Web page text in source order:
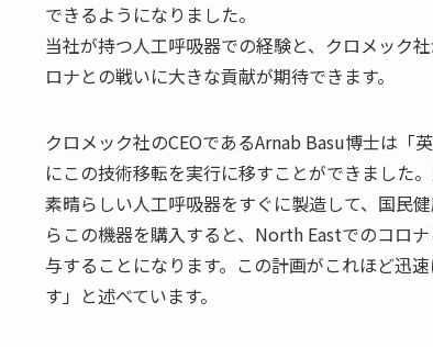
できるようになりました。
当社が持つ人工呼吸器での経験と、クロメック
ロナとの戦いに大きな貢献が期待できます。
クロメック社のCEOであるArnab Basu博士は「
にこの技術移転を実行に移すことができました
素晴らしい人工呼吸器をすぐに製造して、国民
らこの機器を購入すると、North Eastでのコロ
与することになります。この計画がこれほど迅
す」と述べています。